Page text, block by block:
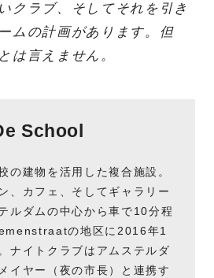
クラブ、そしてそれを引き
ムの計画があります。但
は言えません。
School
の建物を活用した複合施設。
、カフェ、そしてギャラリー
ルダムの中心から車で10分程
の地区に2016年1
ナイトクラブはアムステルダ
イヤー（夜の市長）と連携す